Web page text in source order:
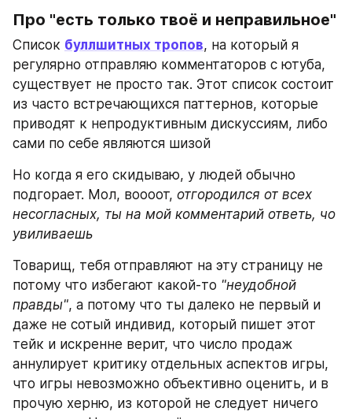
Про "есть только твоё и неправильное"
Список буллшитных тропов, на который я
регулярно отправляю комментаторов с ютуба,
существует не просто так. Этот список состоит
из часто встречающихся паттернов, которые
приводят к непродуктивным дискуссиям, либо
сами по себе являются шизой
Но когда я его скидываю, у людей обычно
подгорает. Мол, воооот, отгородился от всех
несогласных, ты на мой комментарий ответь, чо
увиливаешь
Товарищ, тебя отправляют на эту страницу не
потому что избегают какой-то "неудобной
правды", а потому что ты далеко не первый и
даже не сотый индивид, который пишет этот
тейк и искренне верит, что число продаж
аннулирует критику отдельных аспектов игры,
что игры невозможно объективно оценить, и в
прочую херню, из которой не следует ничего